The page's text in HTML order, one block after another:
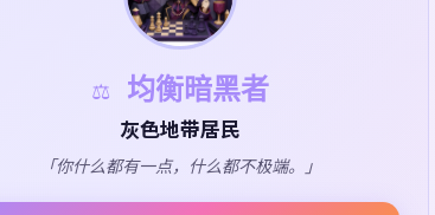
⚖️ 均衡暗黑者
灰色地带居民
「你什么都有一点，什么都不极端。」